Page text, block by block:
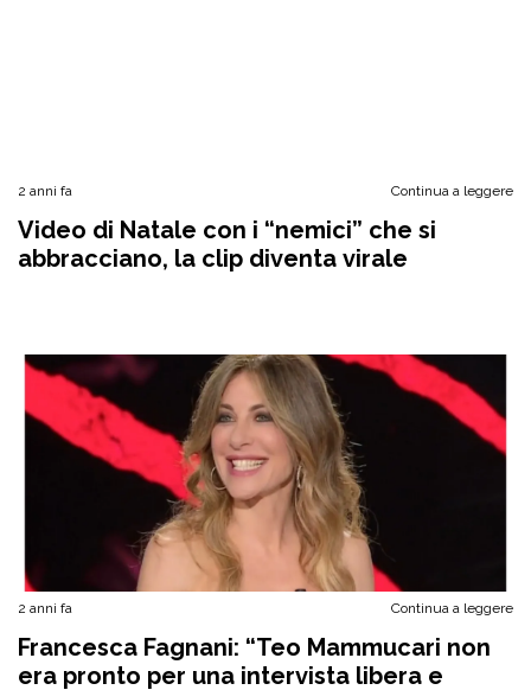
2 anni fa Continua a leggere
Video di Natale con i “nemici” che si
abbracciano, la clip diventa virale
2 anni fa Continua a leggere
Francesca Fagnani: “Teo Mammucari non
era pronto per una intervista libera e